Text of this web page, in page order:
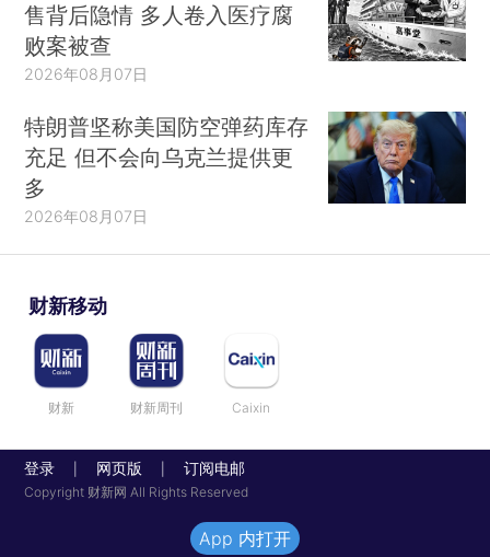
售背后隐情 多人卷入医疗腐
败案被查
2026年08月07日
特朗普坚称美国防空弹药库存
充足 但不会向乌克兰提供更
多
2026年08月07日
财新移动
财新 财新周刊 Caixin
登录 网页版 订阅电邮
Copyright 财新网 All Rights Reserved
App 内打开